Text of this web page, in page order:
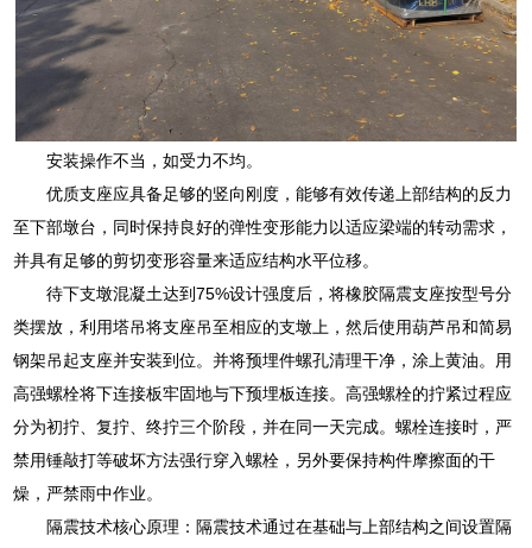
安装操作不当，如受力不均。
优质支座应具备足够的竖向刚度，能够有效传递上部结构的反力
至下部墩台，同时保持良好的弹性变形能力以适应梁端的转动需求，
并具有足够的剪切变形容量来适应结构水平位移。
待下支墩混凝土达到75%设计强度后，将橡胶隔震支座按型号分
类摆放，利用塔吊将支座吊至相应的支墩上，然后使用葫芦吊和简易
钢架吊起支座并安装到位。并将预埋件螺孔清理干净，涂上黄油。用
高强螺栓将下连接板牢固地与下预埋板连接。高强螺栓的拧紧过程应
分为初拧、复拧、终拧三个阶段，并在同一天完成。螺栓连接时，严
禁用锤敲打等破坏方法强行穿入螺栓，另外要保持构件摩擦面的干
燥，严禁雨中作业。
隔震技术核心原理：隔震技术通过在基础与上部结构之间设置隔